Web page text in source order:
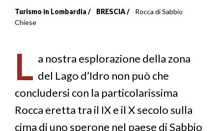
Briciole
pane
Turismo in Lombardia BRESCIA
Rocca di Sabbio
Chiese
L a nostra esplorazione della zona
del Lago d’Idro non può che
concludersi con la particolarissima
Rocca eretta tra il IX e il X secolo sulla
cima di uno sperone nel paese di Sabbio